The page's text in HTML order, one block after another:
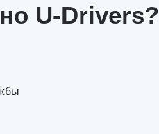
U-Drivers?